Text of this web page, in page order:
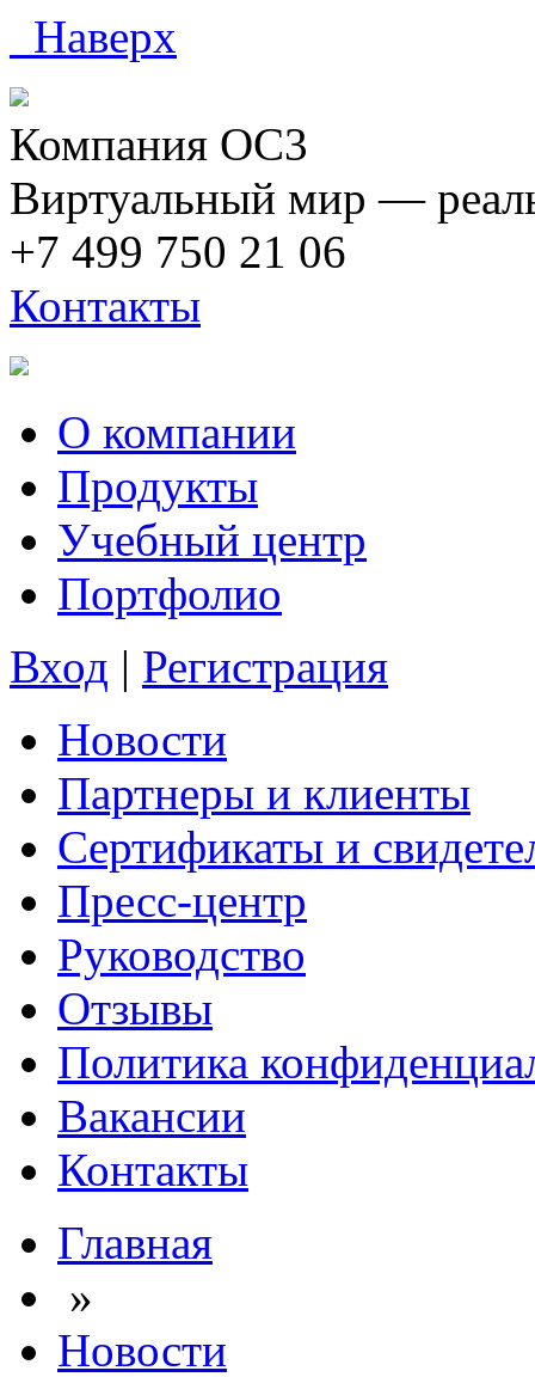
Наверх
Компания ОС3
Виртуальный мир —
+7 499 750 21 06
Контакты
О компании
Продукты
Учебный центр
Портфолио
Вход | Регистрация
Новости
Партнеры и клиенты
Сертификаты и
Пресс-центр
Руководство
Отзывы
Политика
Вакансии
Контакты
Главная
»
Новости